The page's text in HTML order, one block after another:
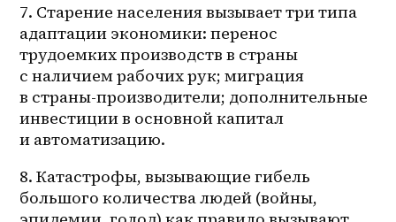
7. Старение населения вызывает три типа
адаптации экономики: перенос
трудоемких производств в страны
с наличием рабочих рук; миграция
в страны-производители; дополнительные
инвестиции в основной капитал
и автоматизацию.
8. Катастрофы, вызывающие гибель
большого количества людей (войны,